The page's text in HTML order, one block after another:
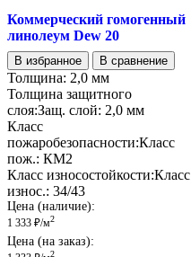
Коммерческий гомогенный
линолеум Dew 20
В избранное В сравнение
Толщина: 2,0 мм
Толщина защитного
слоя:Защ. слой: 2,0 мм
Класс
пожаробезопасности:Класс
пож.: КМ2
Класс износостойкости:Класс
износ.: 34/43
Цена (наличие):
1 333 ₽/м2
Цена (на заказ):
2